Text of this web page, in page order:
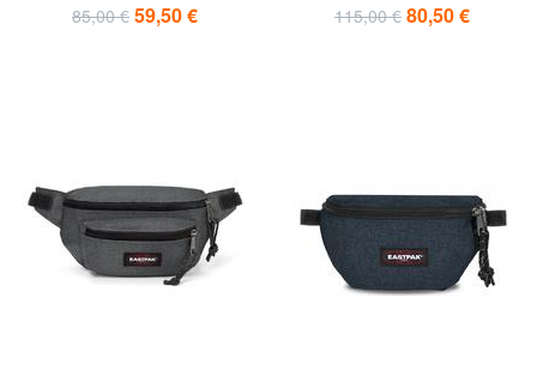
85,00 € 59,50 € 115,00 € 80,50 €